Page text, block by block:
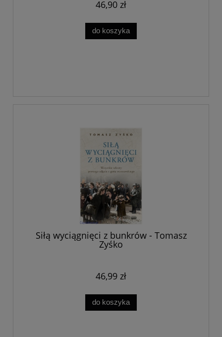
46,90 zł
do koszyka
Siłą wyciągnięci z bunkrów - Tomasz
Zyśko
46,99 zł
do koszyka